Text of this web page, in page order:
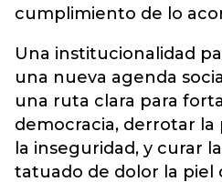
cumplimiento de lo
Una institucionalidad
una nueva agenda
una ruta clara para
democracia, derrotar la
la inseguridad, y curar
tatuado de dolor la piel